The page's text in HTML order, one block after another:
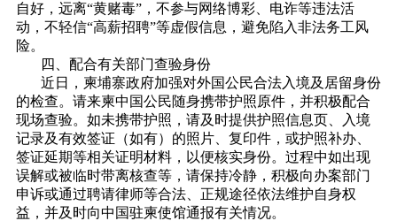
自好，远离“黄赌毒”，不参与网络博彩、电诈等违法活
动，不轻信“高薪招聘”等虚假信息，避免陷入非法务工风
险。
四、配合有关部门查验身份
近日，柬埔寨政府加强对外国公民合法入境及居留身份
的检查。请来柬中国公民随身携带护照原件，并积极配合
现场查验。如未携带护照，请及时提供护照信息页、入境
记录及有效签证（如有）的照片、复印件，或护照补办、
签证延期等相关证明材料，以便核实身份。过程中如出现
误解或被临时带离核查等，请保持冷静，积极向办案部门
申诉或通过聘请律师等合法、正规途径依法维护自身权
益，并及时向中国驻柬使馆通报有关情况。